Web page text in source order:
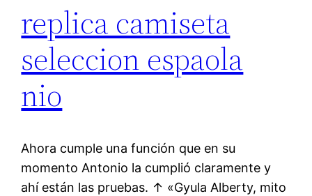
replica camiseta
seleccion espaola
nio
Ahora cumple una función que en su
momento Antonio la cumplió claramente y
ahí están las pruebas. ↑ «Gyula Alberty, mito